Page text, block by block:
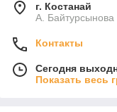
г. Костанай
А. Байтурсынова
Контакты
Сегодня
Показать весь